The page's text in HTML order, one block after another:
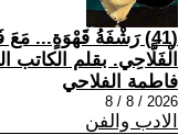
(41) رَشْفَةُ قَهْوَةٍ...
الْفَلَّاحِي. بقلم الكاتب
فاطمة الفلاحي
2026 / 8 / 8
الادب والفن